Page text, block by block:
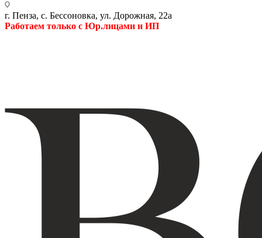
г. Пенза, с. Бессоновка, ул. Дорожная, 22а
Работаем только с Юр.лицами и ИП